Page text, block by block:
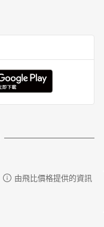
由飛比價格提供的資訊